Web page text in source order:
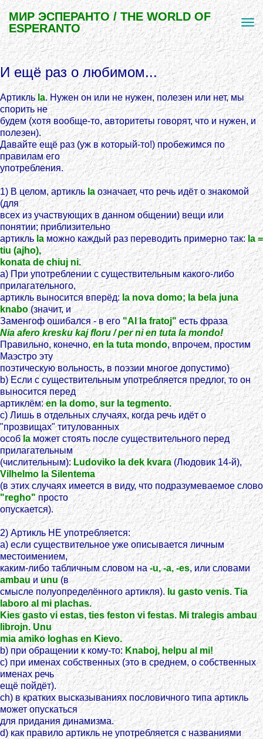
МИР ЭСПЕРАНТО / THE WORLD OF
ESPERANTO
И ещё раз о любимом...
Артикльla. Нужен он или не нужен, полезен или нет, мы
спорить не
будем (хотя вообще-то, авторитеты говорят, что и нужен, и
полезен).
Давайте ещё раз (уж в который-то!) пробежимся по
правилам его
употребления.
1) В целом, артикль laозначает, что речь идёт о знакомой
(для
всех из участвующих в данном общении) вещи или
понятии; приблизительно
артикль la можно каждый раз переводить примерно так: la =
tiu (ajho),
konata de chiuj ni.
а) При употреблении с существительным какого-либо
прилагательного,
артикль выносится вперёд: la nova domo; la bela juna
knabo(значит, и
Заменгоф ошибался - в его "Al la fratoj" есть фраза
Nia afero kresku kaj floru / per ni en tuta la mondo!
Правильно, конечно,en la tuta mondo, впрочем, простим
Маэстро эту
поэтическую вольность, в поэзии многое допустимо)
b) Если с существительным употребляется предлог, то он
выносится перед
артиклём:en la domo, sur la tegmento.
c) Лишь в отдельных случаях, когда речь идёт о
"прозвищах" титулованных
особlaможет стоять после существительного перед
прилагательным
(числительным):Ludoviko la dek kvara(Людовик 14-й),
Vilhelmo la Silentema
(в этих случаях имеется в виду, что подразумеваемое слово
"regho"просто
опускается).
2) Артикль НЕ употребляется:
a) если существительное уже описывается личным
местоимением,
каким-либо табличным словом на-u, -a, -es, или словами
ambauиunu (в
смысле полуопределённого артикля). Iu gasto venis. Tia
laboro al mi plachas.
Kies gasto vi estas, ties feston vi festas. Mi tralegis ambau
librojn. Unu
mia amiko loghas en Kievo.
b) при обращении к кому-то: Knaboj, helpu al mi!
с) при именах собственных (это в среднем, о собственных
именах речь
ещё пойдёт).
ch) в кратких высказываниях пословичного типа артикль
может опускаться
для придания динамизма.
d) как правило артикль не употребляется с названиями